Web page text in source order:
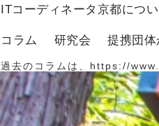
ITコーディネータ京都につ
コラム 研究会 提携団
過去のコラムは、 https://